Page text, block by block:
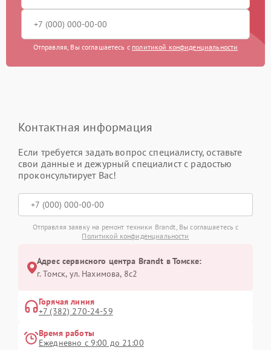
Отправляя, Вы соглашаетесь с политикой конфиденциальности
Контактная информация
Если требуется задать вопрос специалисту, оставьте
свои данные и дежурный специалист с радостью
проконсультирует Вас!
Отправляя заявку на ремонт техники Brandt, Вы соглашаетесь с
Политикой конфиденциальности
Адрес сервисного центра Brandt в Томске:
г. Томск, ул. Нахимова, 8с2
Горячая линия
+7 (382) 270-24-59
Время работы
Ежедневно с 9:00 до 21:00